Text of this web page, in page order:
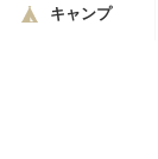
キャンプ